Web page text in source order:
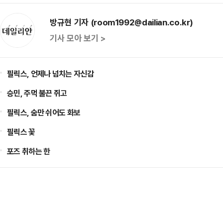
방규현 기자 (room1992@dailian.co.kr)
기사 모아 보기 >
필릭스, 언제나 넘치는 자신감
승민, 주먹 불끈 쥐고
필릭스, 숨만 쉬어도 화보
필릭스 꽃
포즈 취하는 한